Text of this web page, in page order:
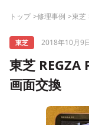
トップ 修理事例 東芝
東芝 2018年10月9
東芝 REGZA
画面交換